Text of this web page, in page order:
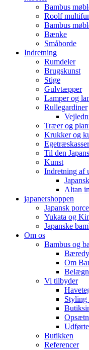
Bambus
Roolf
Bambus
Bænke
Småborde
Indretning
Rumdeler
Brugskunst
Stige
Gulvtæpper
Lamper og
Rullegardiner
Træer og
Krukker og
Egetræskasser
Til den
Kunst
Indretning af
Altan
japanershoppen
Japansk
Yukata og
Japanske
Om os
Bambus og
Om
Vi tilbyder
Styling
Butikken
Referencer